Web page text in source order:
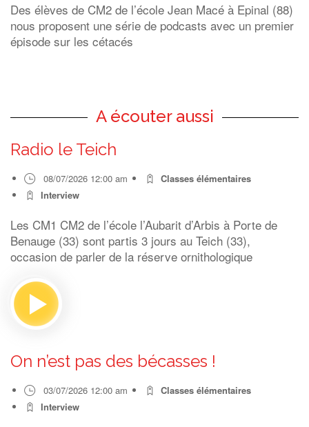
Des élèves de CM2 de l’école Jean Macé à Epinal (88)
nous proposent une série de podcasts avec un premier
épisode sur les cétacés
A écouter aussi
Radio le Teich
08/07/2026 12:00 am
Classes élémentaires
Interview
Les CM1 CM2 de l’école l’Aubarit d’Arbis à Porte de
Benauge (33) sont partis 3 jours au Teich (33),
occasion de parler de la réserve ornithologique
On n’est pas des bécasses !
03/07/2026 12:00 am
Classes élémentaires
Interview